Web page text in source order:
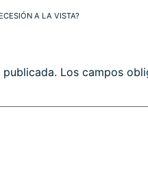
A LA VISTA?
Los campos